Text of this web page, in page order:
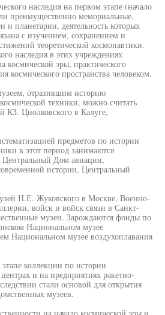
наследия на первом этапе (начало
преимущественно мемориальные,
и планетарии, деятельность которых
с изучением, сохранением и
теоретической космонавтики.
наследия в этих учреждениях
космической эры, практического
космического пространства человеком.
отразившим историю
техники, можно считать
Циолковского в Калуге,
предметов по истории
в этот период занимаются
Дом авиации,
истории, Центральный
Н.Е. Жуковского в Москве, Военно-
войск и войск связи в Санкт-
музеи. Зарождаются фонды по
Национальном музее
Национальном музее воздухоплавания
коллекции по истории
и на предприятиях ракетно-
стали основой для открытия
музеев.